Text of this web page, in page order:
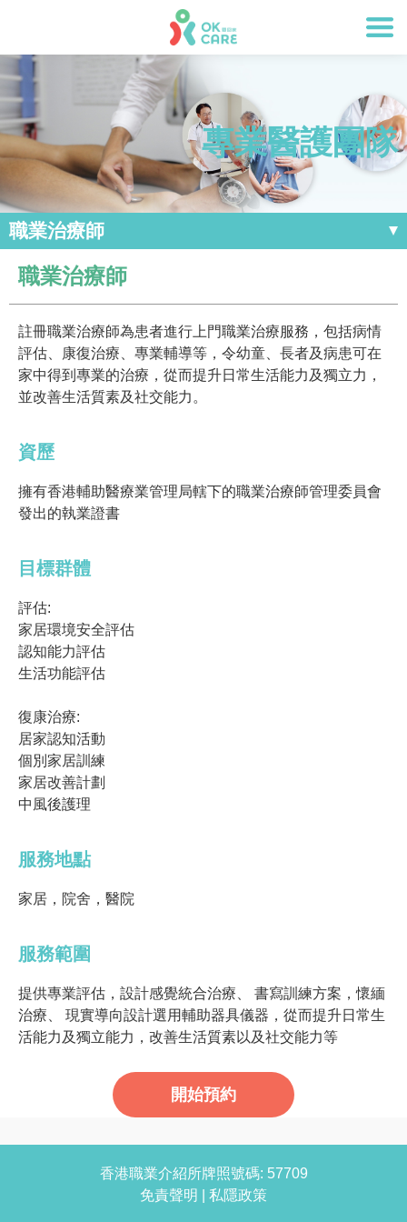
專業醫護團隊
職業治療師
職業治療師
註冊職業治療師為患者進行上門職業治療服務，包括病情
評估、康復治療、專業輔導等，令幼童、長者及病患可在
家中得到專業的治療，從而提升日常生活能力及獨立力，
並改善生活質素及社交能力。
資歷
擁有香港輔助醫療業管理局轄下的職業治療師管理委員會
發出的執業證書
目標群體
評估:
家居環境安全評估
認知能力評估
生活功能評估
復康治療:
居家認知活動
個別家居訓練
家居改善計劃
中風後護理
服務地點
家居，院舍，醫院
服務範圍
提供專業評估，設計感覺統合治療、 書寫訓練方案，懷緬
治療、 現實導向設計選用輔助器具儀器，從而提升日常生
活能力及獨立能力，改善生活質素以及社交能力等
開始預約
香港職業介紹所牌照號碼: 57709
免責聲明
私隱政策